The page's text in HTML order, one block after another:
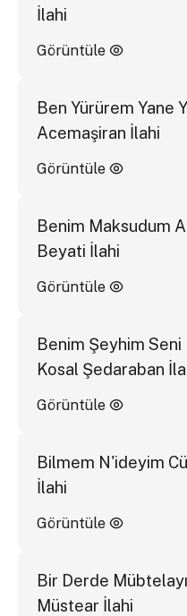
İlahi
Görüntüle
Ben Yürürem Yane
Acemaşiran İlahi
Görüntüle
Benim Maksudum
Beyati İlahi
Görüntüle
Benim Şeyhim
Kosal Şedaraban
Görüntüle
Bilmem N'ideyim
İlahi
Görüntüle
Bir Derde
Müstear İlahi